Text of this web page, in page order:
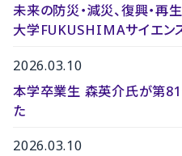
未来の防災・減災、復興・
大学FUKUSHIMAサイエン
2026.03.10
本学卒業生 森英介氏が第
た
2026.03.10